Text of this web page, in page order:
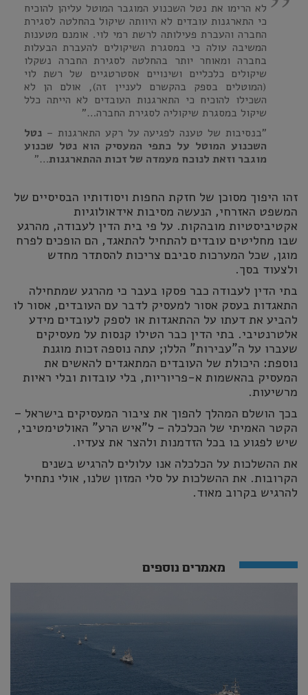
לא הרימו את נטל השכנוע המוגבר המוטל עליהן להוכיח
כי התארגנות עובדים לא היוותה שיקול בהחלטה לסגירת
החברה והעברת פעילותה לרשת רמי לוי. אומנם מטענות
המשיבה עולה כי במסגרת השיקולים להעברת הבעלות
בחברה ומאוחר יותר בהחלטה לסגירת החברה נשקלו
שיקולים כלכליים ושינויים אסטרטגיים של רשת לוי
(המוטלים בספק בהקשרם לעניין זה), אולם הן לא
השכילו להוכיח כי התארגנות העובדים לא הייתה כלל
שיקול במסגרת שיקוליה לסגירת החברה…"
"בנסיבות של טענה לפגיעה על רקע התארגנות – נטל
השכנוע המוטל על כתפי המעסיק הוא נטל שכנוע
מוגבר וזאת לנוכח מעמדה של זכות ההתארגנות…"
זהו היפוך מסוכן של חזקת החפות ויסודותיו הבסיסיים של
המשפט האזרחי, הנעשה מסיבות אידאולוגיות
אקטיביסטיות מובהקות. על פי בית הדין לעבודה, מהרגע
שבו מחליטים עובדים להתחיל להתאגד, הם הופכים לפרח
מוגן, שכל המערכות סביבם צריכות להסתדר מחדש
ולצעוד בסך.
בתי הדין לעבודה כבר פסקו בעבר כי מהרגע שמתחילה
התאגדות בעסק אסור למעסיק לדבר עם העובדים, אסור לו
להביע את דעתו על ההתאגדות או לספק לעובדים מידע
אלטרנטיבי. בתי הדין כבר הטילו קנסות על מעסיקים
שעברו על ה"עבירות" הללו; עתה נוספה זכות מוגנת
נוספת: היכולת של העובדים המתאגדים להאשים את
המעסיק בהאשמות א-פריוריות, בלי עובדות ובלי ראיות
מרשיעות.
בכך הושלם המהלך להפוך את ציבור המעסיקים בישראל –
הקטר האמיתי של הכלכלה – ל"איש הרע" האולטימטיבי,
שיש לפגוע בו בכל הזדמנות ולהצר את צעדיו.
את ההשלכות על הכלכלה אנו עלולים להרגיש בשנים
הקרובות. את ההשלכות על סלי המזון שלנו, אולי נתחיל
להרגיש בקרוב מאוד.
מאמרים נוספים